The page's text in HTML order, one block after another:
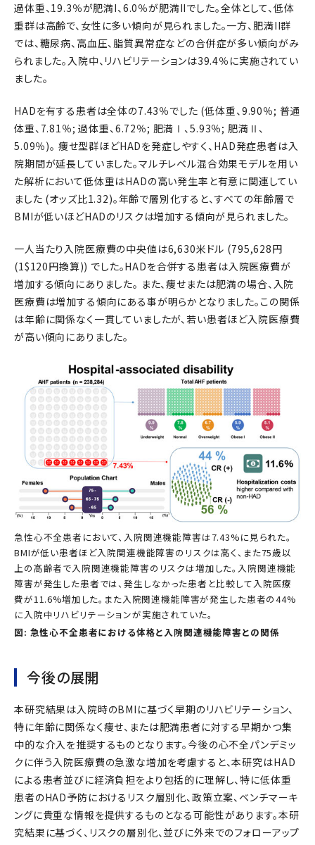
過体重、19.3％が肥満I、6.0％が肥満IIでした。全体として、低体
重群は高齢で、女性に多い傾向が見られました。一方、肥満II群
では、糖尿病、高血圧、脂質異常症などの合併症が多い傾向がみ
られました。入院中、リハビリテーションは39.4％に実施されてい
ました。
HADを有する患者は全体の7.43％でした (低体重、9.90％; 普通
体重、7.81％; 過体重、6.72％; 肥満Ⅰ、5.93％; 肥満Ⅱ、
5.09％)。 痩せ型群ほどHADを発症しやすく、HAD発症患者は入
院期間が延長していました。マルチレベル混合効果モデルを用い
た解析において低体重はHADの高い発生率と有意に関連してい
ました (オッズ比1.32)。年齢で層別化すると、すべての年齢層で
BMIが低いほどHADのリスクは増加する傾向が見られました。
一人当たり入院医療費の中央値は6,630米ドル (795,628円
(1$120円換算)) でした。HADを合併する患者は入院医療費が
増加する傾向にありました。 また、痩せまたは肥満の場合、入院
医療費は増加する傾向にある事が明らかとなりました。この関係
は年齢に関係なく一貫していましたが、若い患者ほど入院医療費
が高い傾向にありました。
図: 急性心不全患者における体格と入院関連機能障害との関係
急性心不全患者において、入院関連機能障害は7.43%に見られた。
BMIが低い患者ほど入院関連機能障害のリスクは高く、また75歳以
上の高齢者で入院関連機能障害のリスクは増加した。入院関連機能
障害が発生した患者では、発生しなかった患者と比較して入院医療
費が11.6%増加した。また入院関連機能障害が発生した患者の44%
に入院中リハビリテーションが実施されていた。
今後の展開
本研究結果は入院時のBMIに基づく早期のリハビリテーション、
特に年齢に関係なく痩せ、または肥満患者に対する早期かつ集
中的な介入を推奨するものとなります。今後の心不全パンデミッ
クに伴う入院医療費の急激な増加を考慮すると、本研究はHAD
による患者並びに経済負担をより包括的に理解し、特に低体重
患者のHAD予防におけるリスク層別化、政策立案、ベンチマーキ
ングに貴重な情報を提供するものとなる可能性があります。本研
究結果に基づく、リスクの層別化、並びに外来でのフォローアップ